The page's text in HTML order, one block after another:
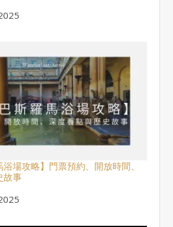
浴場攻略】門票預約、開放時間、
故事